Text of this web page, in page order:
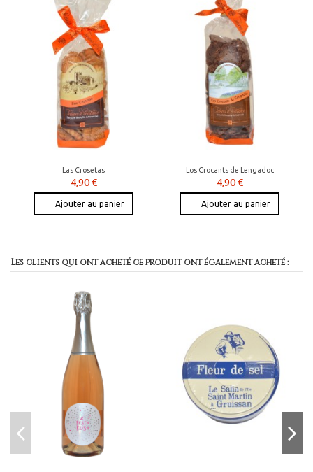
Las Crosetas
4,90 €
Ajouter au panier
Los Crocants de Lengadoc
4,90 €
Ajouter au panier
Les clients qui ont acheté ce produit ont également acheté :